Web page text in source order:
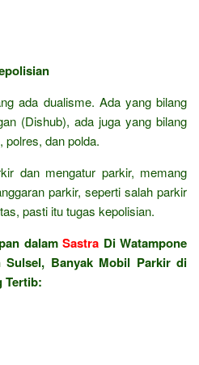
ada dualisme. Ada yang bilang
(Dishub), ada juga yang bilang
polres, dan polda.
dan mengatur parkir, memang
parkir, seperti salah parkir
pasti itu tugas kepolisian.
dalamSastra Di Watampone
Sulsel, Banyak Mobil Parkir di
Tertib: